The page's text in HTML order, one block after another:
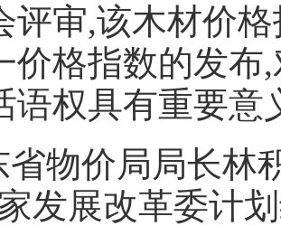
评审,该木材价
价格指数的发布
语权具有重要意
物价局局长林
发展改革委计